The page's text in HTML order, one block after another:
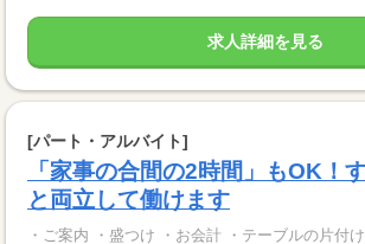
求人詳細を見る
[パート・アルバイト]
「家事の合間の2時間」もOK！
と両立して働けます
・ご案内 ・盛つけ ・お会計 ・テーブルの片